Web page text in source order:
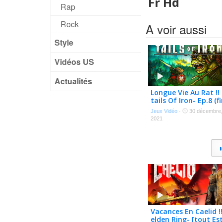
Rap
Rock
Style
Vidéos US
Actualités
A voir aussi
Longue Vie Au Rat !!
tails Of Iron- Ep.8
Jeux Vidéo ·
30 décembre,
2021
Vacances En Caelid
elden Ring- [tout Est